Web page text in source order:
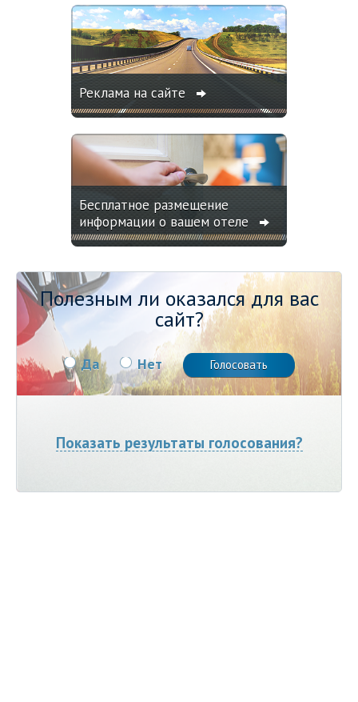
Реклама на сайте
Бесплатное размещение
информации о вашем отеле
Полезным ли оказался для вас
сайт?
Да Нет
Показать результаты голосования?